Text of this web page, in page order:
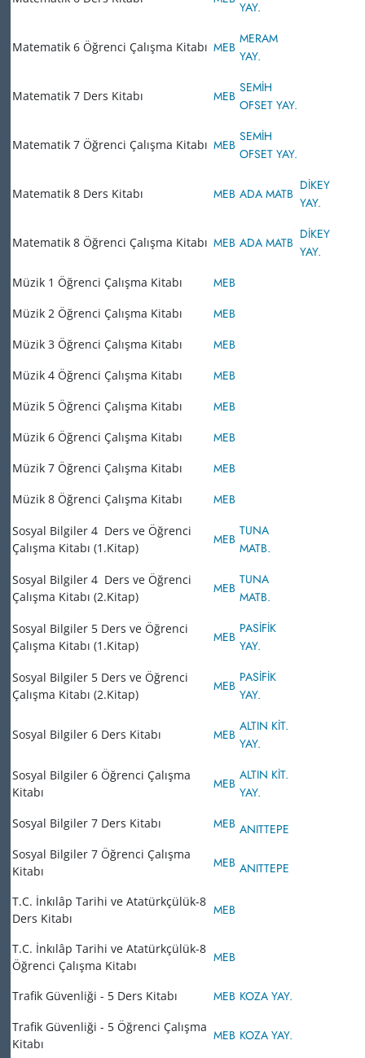
YAY.
Matematik 6 Öğrenci Çalışma Kitabı MEB
MERAM
YAY.
Matematik 7 Ders Kitabı MEB
SEMİH
OFSET YAY.
Matematik 7 Öğrenci Çalışma Kitabı MEB
SEMİH
OFSET YAY.
Matematik 8 Ders Kitabı MEB ADA MATB
DİKEY
YAY.
Matematik 8 Öğrenci Çalışma Kitabı MEB ADA MATB
DİKEY
YAY.
Müzik 1 Öğrenci Çalışma Kitabı MEB
Müzik 2 Öğrenci Çalışma Kitabı MEB
Müzik 3 Öğrenci Çalışma Kitabı MEB
Müzik 4 Öğrenci Çalışma Kitabı MEB
Müzik 5 Öğrenci Çalışma Kitabı MEB
Müzik 6 Öğrenci Çalışma Kitabı MEB
Müzik 7 Öğrenci Çalışma Kitabı MEB
Müzik 8 Öğrenci Çalışma Kitabı MEB
Sosyal Bilgiler 4 Ders ve Öğrenci
Çalışma Kitabı (1.Kitap)
MEB
TUNA
MATB.
Sosyal Bilgiler 4 Ders ve Öğrenci
Çalışma Kitabı (2.Kitap)
MEB
TUNA
MATB.
Sosyal Bilgiler 5 Ders ve Öğrenci
Çalışma Kitabı (1.Kitap)
MEB
PASİFİK
YAY.
Sosyal Bilgiler 5 Ders ve Öğrenci
Çalışma Kitabı (2.Kitap)
MEB
PASİFİK
YAY.
Sosyal Bilgiler 6 Ders Kitabı MEB
ALTIN KİT.
YAY.
Sosyal Bilgiler 6 Öğrenci Çalışma
Kitabı
MEB
ALTIN KİT.
YAY.
Sosyal Bilgiler 7 Ders Kitabı MEB ANITTEPE
Sosyal Bilgiler 7 Öğrenci Çalışma
Kitabı
MEB ANITTEPE
T.C. İnkılâp Tarihi ve Atatürkçülük-8
Ders Kitabı
MEB
T.C. İnkılâp Tarihi ve Atatürkçülük-8
Öğrenci Çalışma Kitabı
MEB
Trafik Güvenliği - 5 Ders Kitabı MEB KOZA YAY.
Trafik Güvenliği - 5 Öğrenci Çalışma
Kitabı
MEB KOZA YAY.